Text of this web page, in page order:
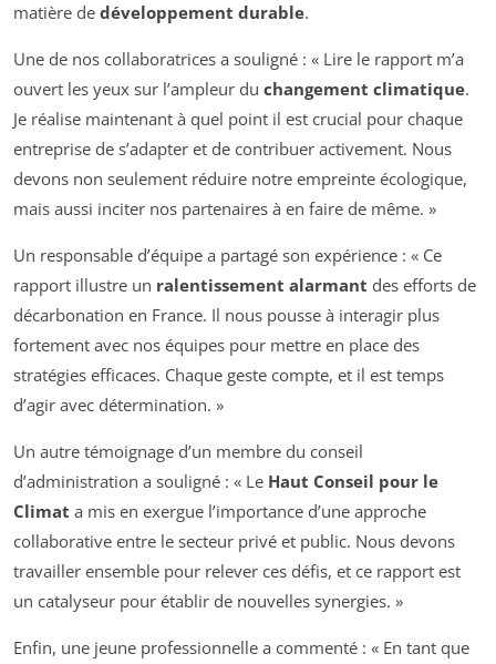
matière de développement durable.
Une de nos collaboratrices a souligné : « Lire le rapport m’a
ouvert les yeux sur l’ampleur du changement climatique.
Je réalise maintenant à quel point il est crucial pour chaque
entreprise de s’adapter et de contribuer activement. Nous
devons non seulement réduire notre empreinte écologique,
mais aussi inciter nos partenaires à en faire de même. »
Un responsable d’équipe a partagé son expérience : « Ce
rapport illustre un ralentissement alarmant des efforts de
décarbonation en France. Il nous pousse à interagir plus
fortement avec nos équipes pour mettre en place des
stratégies efficaces. Chaque geste compte, et il est temps
d’agir avec détermination. »
Un autre témoignage d’un membre du conseil
d’administration a souligné : « Le Haut Conseil pour le
Climat a mis en exergue l’importance d’une approche
collaborative entre le secteur privé et public. Nous devons
travailler ensemble pour relever ces défis, et ce rapport est
un catalyseur pour établir de nouvelles synergies. »
Enfin, une jeune professionnelle a commenté : « En tant que